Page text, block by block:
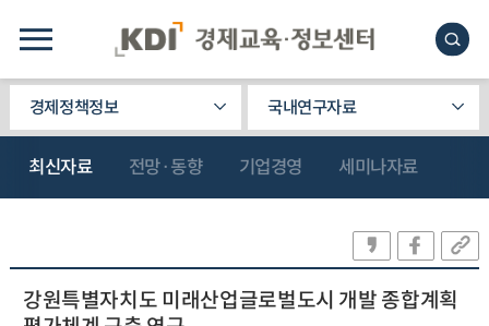
경제정책정보 국내연구자료
최신자료 전망·동향 기업경영 세미나자료
강원특별자치도 미래산업글로벌도시 개발 종합계획